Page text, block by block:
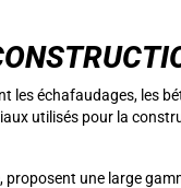
échafaudages, les
utilisés pour la
proposent une large